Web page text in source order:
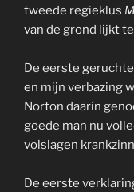
tweede regieklus
van de grond lijkt
De eerste
en mijn verbazing
Norton daarin
goede man nu
volslagen
De eerste